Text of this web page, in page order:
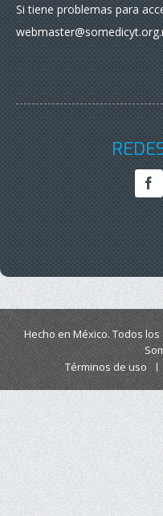
Si tiene problemas para
Hecho en México. Todos
Términos de uso